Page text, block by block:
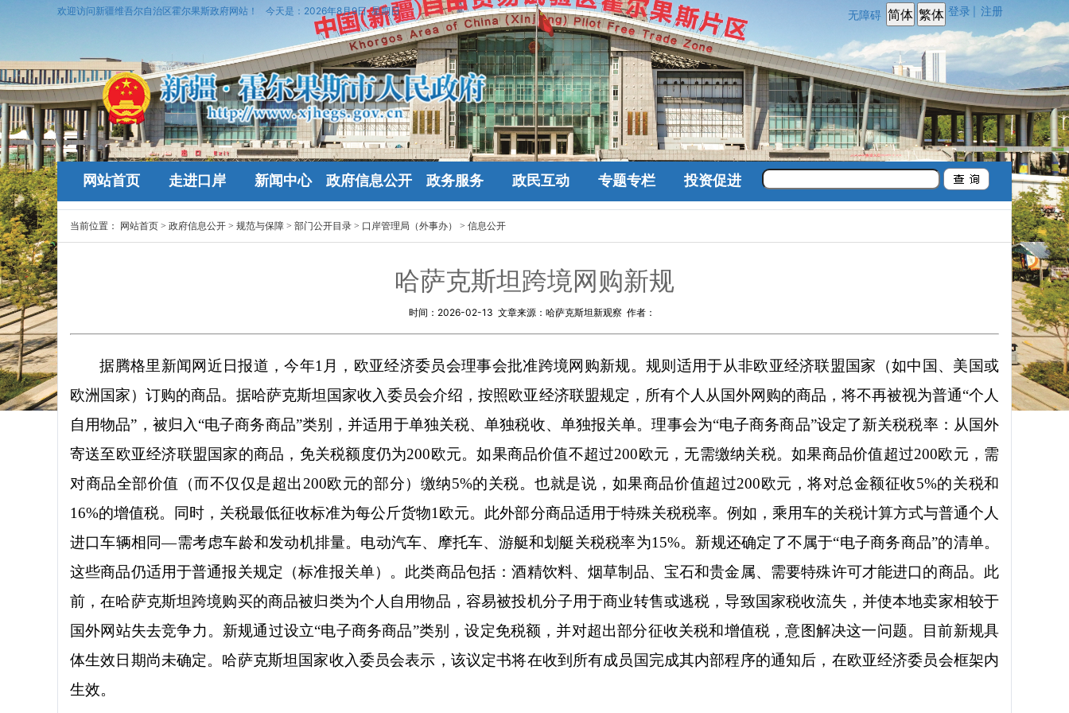
欢迎访问新疆维吾尔自治区霍尔果斯政府网站！ 今天是： 无障碍 登录 注册
2026年8月9日 星期日
网站首页 走进口岸 新闻中心 政府信息公开 政务服务 政民互动 专题专栏 投资促进
当前位置： 网站首页 > 政府信息公开 > 规范与保障 > 部门公开目录 > 口岸管理局（外事办） > 信息公开
哈萨克斯坦跨境网购新规
时间： 2026-02-13 文章来源：哈萨克斯坦新观察 作者：
据腾格里新闻网近日报道，今年1 月，欧亚经济委员会理事会批准跨境网购新规。规则适用于从非欧亚经济联盟国家（如中国、美国或
欧洲国家）订购的商品。据哈萨克斯坦国家收入委员会介绍，按照欧亚经济联盟规定，所有个人从国外网购的商品，将不再被视为普通“个人
自用物品”，被归入“电子商务商品”类别，并适用于单独关税、单独税收、单独报关单。理事会为“电子商务商品”设定了新关税税率：从国外
寄送至欧亚经济联盟国家的商品，免关税额度仍为200欧元。如果商品价值不超过200欧元，无需缴纳关税。如果商品价值超过200欧元，需
对商品全部价值（而不仅仅是超出 200欧元的部分）缴纳5%的关税。也就是说，如果商品价值超过200欧元，将对总金额征收5%的关税和
16%的增值税。同时，关税最低征收标准为每公斤货物1 欧元。此外部分商品适用于特殊关税税率。例如，乘用车的关税计算方式与普通个人
进口车辆相同—需考虑车龄和发动机排量。电动汽车、摩托车、游艇和划艇关税税率为15%。新规还确定了不属于“电子商务商品”的清单。
这些商品仍适用于普通报关规定（标准报关单）。此类商品包括：酒精饮料、烟草制品、宝石和贵金属、需要特殊许可才能进口的商品。此
前，在哈萨克斯坦跨境购买的商品被归类为个人自用物品，容易被投机分子用于商业转售或逃税，导致国家税收流失，并使本地卖家相较于
国外网站失去竞争力。新规通过设立“电子商务商品”类别，设定免税额，并对超出部分征收关税和增值税，意图解决这一问题。目前新规具
体生效日期尚未确定。哈萨克斯坦国家收入委员会表示，该议定书将在收到所有成员国完成其内部程序的通知后，在欧亚经济委员会框架内
生效。